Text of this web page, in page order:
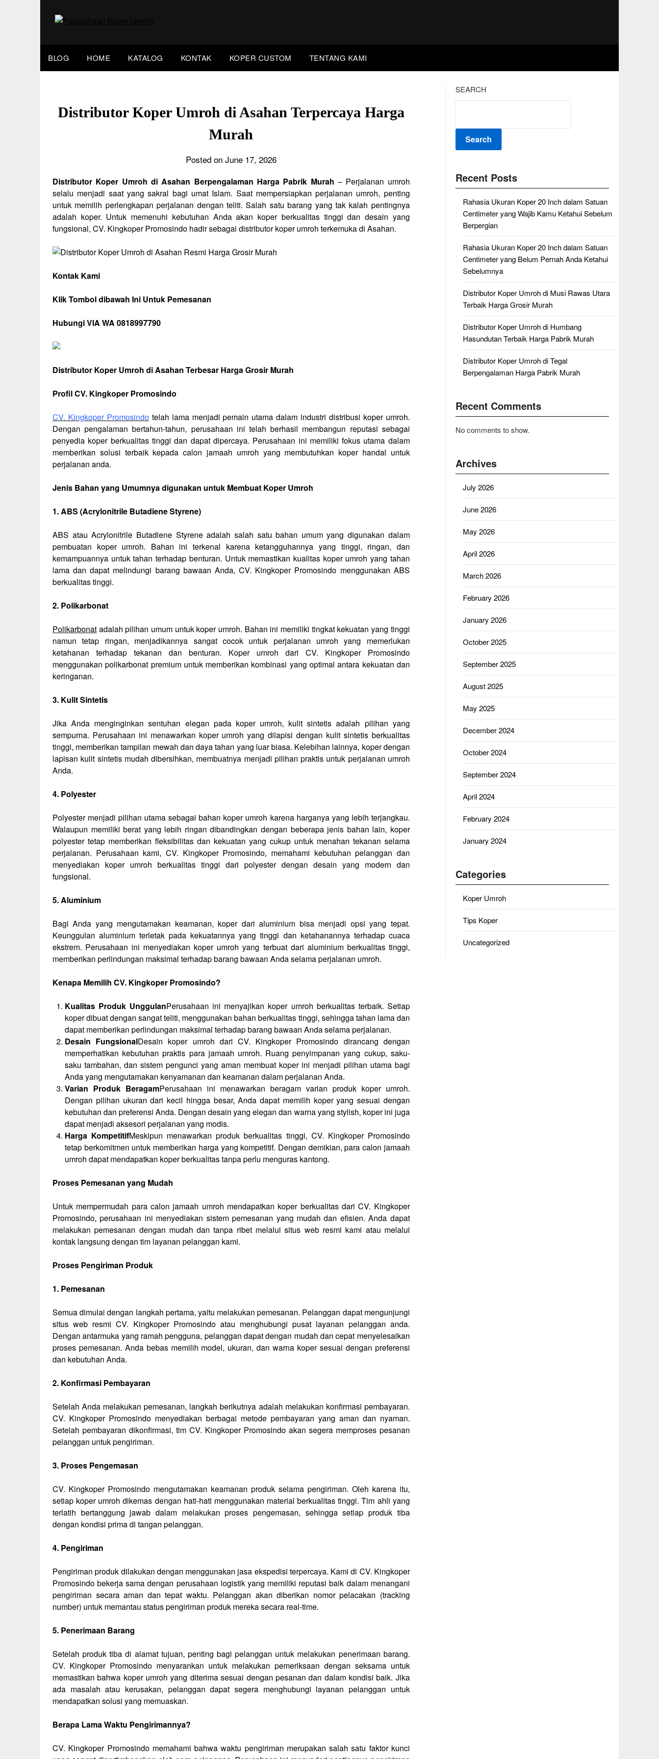
BLOG HOME KATALOG KONTAK KOPER CUSTOM TENTANG KAMI
Distributor Koper Umroh di Asahan Terpercaya Harga
Murah
Posted on June 17, 2026
Distributor Koper Umroh di Asahan Berpengalaman Harga Pabrik Murah – Perjalanan umroh
selalu menjadi saat yang sakral bagi umat Islam. Saat mempersiapkan perjalanan umroh, penting
untuk memilih perlengkapan perjalanan dengan teliti. Salah satu barang yang tak kalah pentingnya
adalah koper. Untuk memenuhi kebutuhan Anda akan koper berkualitas tinggi dan desain yang
fungsional, CV. Kingkoper Promosindo hadir sebagai distributor koper umroh terkemuka di Asahan.
Kontak Kami
Klik Tombol dibawah Ini Untuk Pemesanan
Hubungi VIA WA 0818997790
Distributor Koper Umroh di Asahan Terbesar Harga Grosir Murah
Profil CV. Kingkoper Promosindo
CV. Kingkoper Promosindotelah lama menjadi pemain utama dalam industri distribusi koper umroh.
Dengan pengalaman bertahun-tahun, perusahaan ini telah berhasil membangun reputasi sebagai
penyedia koper berkualitas tinggi dan dapat dipercaya. Perusahaan ini memiliki fokus utama dalam
memberikan solusi terbaik kepada calon jamaah umroh yang membutuhkan koper handal untuk
perjalanan anda.
Jenis Bahan yang Umumnya digunakan untuk Membuat Koper Umroh
1. ABS (Acrylonitrile Butadiene Styrene)
ABS atau Acrylonitrile Butadiene Styrene adalah salah satu bahan umum yang digunakan dalam
pembuatan koper umroh. Bahan ini terkenal karena ketangguhannya yang tinggi, ringan, dan
kemampuannya untuk tahan terhadap benturan. Untuk memastikan kualitas koper umroh yang tahan
lama dan dapat melindungi barang bawaan Anda, CV. Kingkoper Promosindo menggunakan ABS
berkualitas tinggi.
2. Polikarbonat
Polikarbonat adalah pilihan umum untuk koper umroh. Bahan ini memiliki tingkat kekuatan yang tinggi
namun tetap ringan, menjadikannya sangat cocok untuk perjalanan umroh yang memerlukan
ketahanan terhadap tekanan dan benturan. Koper umroh dari CV. Kingkoper Promosindo
menggunakan polikarbonat premium untuk memberikan kombinasi yang optimal antara kekuatan dan
keringanan.
3. Kulit Sintetis
Jika Anda menginginkan sentuhan elegan pada koper umroh, kulit sintetis adalah pilihan yang
sempurna. Perusahaan ini menawarkan koper umroh yang dilapisi dengan kulit sintetis berkualitas
tinggi, memberikan tampilan mewah dan daya tahan yang luar biasa. Kelebihan lainnya, koper dengan
lapisan kulit sintetis mudah dibersihkan, membuatnya menjadi pilihan praktis untuk perjalanan umroh
Anda.
4. Polyester
Polyester menjadi pilihan utama sebagai bahan koper umroh karena harganya yang lebih terjangkau.
Walaupun memiliki berat yang lebih ringan dibandingkan dengan beberapa jenis bahan lain, koper
polyester tetap memberikan fleksibilitas dan kekuatan yang cukup untuk menahan tekanan selama
perjalanan. Perusahaan kami, CV. Kingkoper Promosindo, memahami kebutuhan pelanggan dan
menyediakan koper umroh berkualitas tinggi dari polyester dengan desain yang modern dan
fungsional.
5. Aluminium
Bagi Anda yang mengutamakan keamanan, koper dari aluminium bisa menjadi opsi yang tepat.
Keunggulan aluminium terletak pada kekuatannya yang tinggi dan ketahanannya terhadap cuaca
ekstrem. Perusahaan ini menyediakan koper umroh yang terbuat dari aluminium berkualitas tinggi,
memberikan perlindungan maksimal terhadap barang bawaan Anda selama perjalanan umroh.
Kenapa Memilih CV. Kingkoper Promosindo?
Kualitas Produk UnggulanPerusahaan ini menyajikan koper umroh berkualitas terbaik. Setiap
koper dibuat dengan sangat teliti, menggunakan bahan berkualitas tinggi, sehingga tahan lama dan
dapat memberikan perlindungan maksimal terhadap barang bawaan Anda selama perjalanan.
Desain FungsionalDesain koper umroh dari CV. Kingkoper Promosindo dirancang dengan
memperhatikan kebutuhan praktis para jamaah umroh. Ruang penyimpanan yang cukup, saku-
saku tambahan, dan sistem pengunci yang aman membuat koper ini menjadi pilihan utama bagi
Anda yang mengutamakan kenyamanan dan keamanan dalam perjalanan Anda.
Varian Produk BeragamPerusahaan ini menawarkan beragam varian produk koper umroh.
Dengan pilihan ukuran dari kecil hingga besar, Anda dapat memilih koper yang sesuai dengan
kebutuhan dan preferensi Anda. Dengan desain yang elegan dan warna yang stylish, koper ini juga
dapat menjadi aksesori perjalanan yang modis.
Harga KompetitifMeskipun menawarkan produk berkualitas tinggi, CV. Kingkoper Promosindo
tetap berkomitmen untuk memberikan harga yang kompetitif. Dengan demikian, para calon jamaah
umroh dapat mendapatkan koper berkualitas tanpa perlu menguras kantong.
Proses Pemesanan yang Mudah
Untuk mempermudah para calon jamaah umroh mendapatkan koper berkualitas dari CV. Kingkoper
Promosindo, perusahaan ini menyediakan sistem pemesanan yang mudah dan efisien. Anda dapat
melakukan pemesanan dengan mudah dan tanpa ribet melalui situs web resmi kami atau melalui
kontak langsung dengan tim layanan pelanggan kami.
Proses Pengiriman Produk
1. Pemesanan
Semua dimulai dengan langkah pertama, yaitu melakukan pemesanan. Pelanggan dapat mengunjungi
situs web resmi CV. Kingkoper Promosindo atau menghubungi pusat layanan pelanggan anda.
Dengan antarmuka yang ramah pengguna, pelanggan dapat dengan mudah dan cepat menyelesaikan
proses pemesanan. Anda bebas memilih model, ukuran, dan warna koper sesuai dengan preferensi
dan kebutuhan Anda.
2. Konfirmasi Pembayaran
Setelah Anda melakukan pemesanan, langkah berikutnya adalah melakukan konfirmasi pembayaran.
CV. Kingkoper Promosindo menyediakan berbagai metode pembayaran yang aman dan nyaman.
Setelah pembayaran dikonfirmasi, tim CV. Kingkoper Promosindo akan segera memproses pesanan
pelanggan untuk pengiriman.
3. Proses Pengemasan
CV. Kingkoper Promosindo mengutamakan keamanan produk selama pengiriman. Oleh karena itu,
setiap koper umroh dikemas dengan hati-hati menggunakan material berkualitas tinggi. Tim ahli yang
terlatih bertanggung jawab dalam melakukan proses pengemasan, sehingga setiap produk tiba
dengan kondisi prima di tangan pelanggan.
4. Pengiriman
Pengiriman produk dilakukan dengan menggunakan jasa ekspedisi terpercaya. Kami di CV. Kingkoper
Promosindo bekerja sama dengan perusahaan logistik yang memiliki reputasi baik dalam menangani
pengiriman secara aman dan tepat waktu. Pelanggan akan diberikan nomor pelacakan (tracking
number) untuk memantau status pengiriman produk mereka secara real-time.
5. Penerimaan Barang
Setelah produk tiba di alamat tujuan, penting bagi pelanggan untuk melakukan penerimaan barang.
CV. Kingkoper Promosindo menyarankan untuk melakukan pemeriksaan dengan seksama untuk
memastikan bahwa koper umroh yang diterima sesuai dengan pesanan dan dalam kondisi baik. Jika
ada masalah atau kerusakan, pelanggan dapat segera menghubungi layanan pelanggan untuk
mendapatkan solusi yang memuaskan.
Berapa Lama Waktu Pengirimannya?
CV. Kingkoper Promosindo memahami bahwa waktu pengiriman merupakan salah satu faktor kunci
SEARCH
Search
Recent Posts
Rahasia Ukuran Koper 20 Inch dalam Satuan
Centimeter yang Wajib Kamu Ketahui Sebelum
Berpergian
Rahasia Ukuran Koper 20 Inch dalam Satuan
Centimeter yang Belum Pernah Anda Ketahui
Sebelumnya
Distributor Koper Umroh di Musi Rawas Utara
Terbaik Harga Grosir Murah
Distributor Koper Umroh di Humbang
Hasundutan Terbaik Harga Pabrik Murah
Distributor Koper Umroh di Tegal
Berpengalaman Harga Pabrik Murah
Recent Comments
No comments to show.
Archives
July 2026
June 2026
May 2026
April 2026
March 2026
February 2026
January 2026
October 2025
September 2025
August 2025
May 2025
December 2024
October 2024
September 2024
April 2024
February 2024
January 2024
Categories
Koper Umroh
Tips Koper
Uncategorized